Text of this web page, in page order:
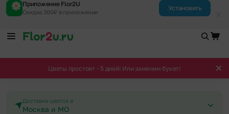
Приложение Flor2U
Скидка 300₽ в приложении
Установить
Цветы простоят - 5 дней! Или заменим букет!
Доставка цветов в
Москва и МО